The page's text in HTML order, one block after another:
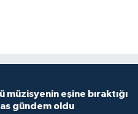
müzisyenin eşine bıraktığı
gündem oldu